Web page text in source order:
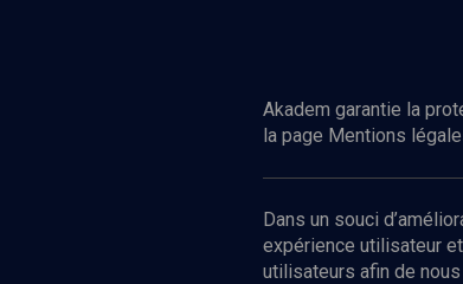
Akadem garantie la
la page Mentions
Dans un souci
expérience utilisateur
utilisateurs afin de